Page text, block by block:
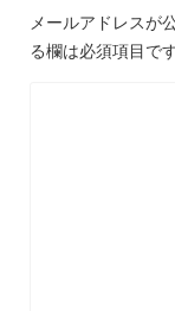
メールアドレスが
る欄は必須項目で